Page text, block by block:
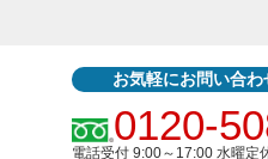
お気軽にお問い合わ
0120-
電話受付 9:00～17:00 水曜定